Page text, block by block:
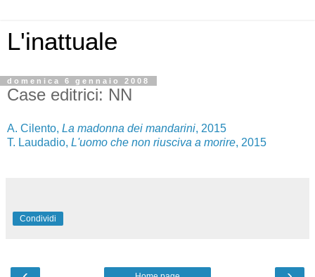
L'inattuale
domenica 6 gennaio 2008
Case editrici: NN
A. Cilento, La madonna dei mandarini, 2015
T. Laudadio, L'uomo che non riusciva a morire, 2015
Condividi